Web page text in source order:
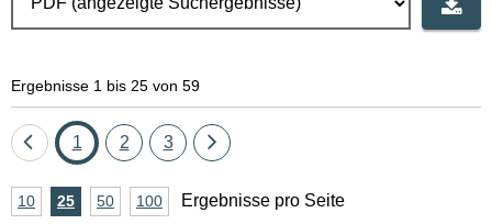
Ergebnisse 1 bis 25 von 59
Eine
zurück
Seite
1 Seite
2 Seite
3
Eine
vor
A10Ergebnisse
25Ergebnisse
50Ergebnisse
100Ergebnisse
Ergebnisse pro Seite